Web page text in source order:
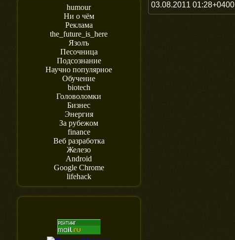
humour
Ни о чём
Реклама
the_future_is_here
Язолъ
Песочница
Подсознание
Научно популярное
Обучение
biotech
Головоломки
Бизнес
Энергия
За рубежом
finance
Веб разработка
Железо
Android
Google Chrome
lifehack
03.08.2011 01:28+0400